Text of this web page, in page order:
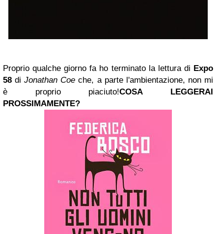
Proprio qualche giorno fa ho terminato la lettura di Expo
58 diJonathan Coe che, a parte l'ambientazione, non mi
è proprio piaciuto!COSA LEGGERAI
PROSSIMAMENTE?